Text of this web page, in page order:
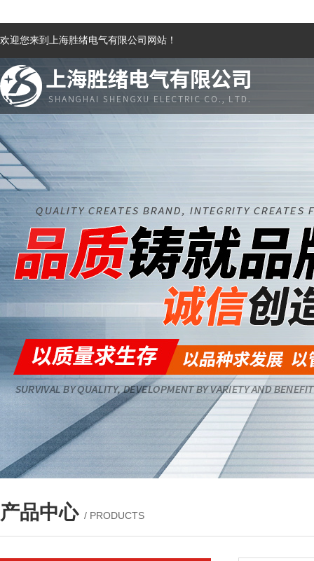
欢迎您来到上海胜绪电气有限公司网站！
产品中心 / PRODUCTS